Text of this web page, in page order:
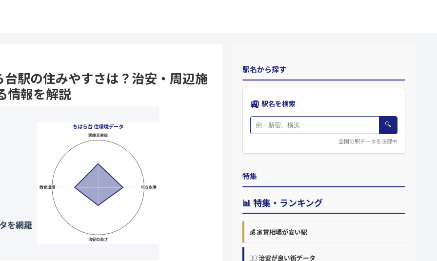
台駅の住みやすさは？治安・周辺施
情報を解説
駅名から探す
🚉 駅名を検索
🔍
全国の駅データを収録中
特集
📊 特集・ランキング
💰 家賃相場が安い駅
👮‍♀️ 治安が良い街データ